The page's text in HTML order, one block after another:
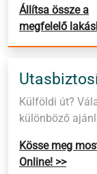
Állítsa össze a
megfelelő
Külföldi út?
különböző
Kösse meg
Online! >>